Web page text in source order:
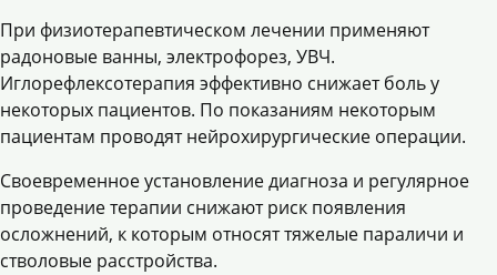
При физиотерапевтическом лечении применяют
радоновые ванны, электрофорез, УВЧ.
Иглорефлексотерапия эффективно снижает боль у
некоторых пациентов. По показаниям некоторым
пациентам проводят нейрохирургические операции.
Своевременное установление диагноза и регулярное
проведение терапии снижают риск появления
осложнений, к которым относят тяжелые параличи и
стволовые расстройства.